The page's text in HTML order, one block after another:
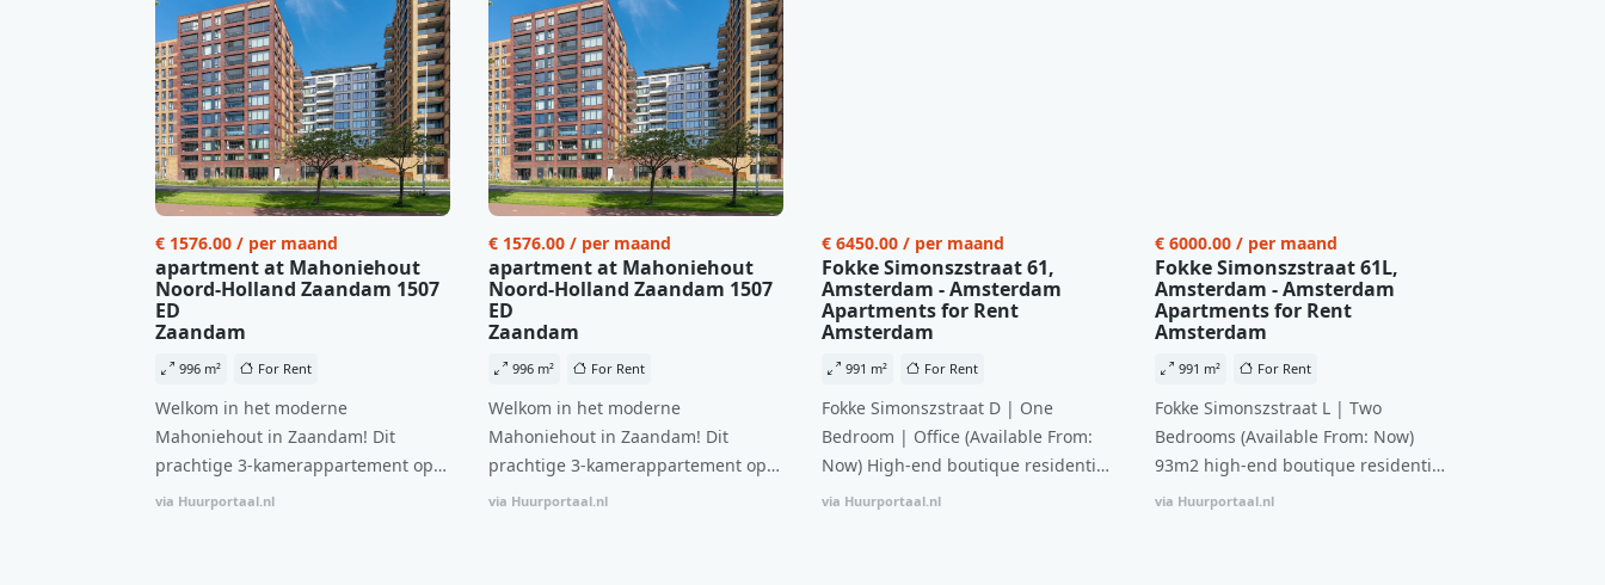
€ 1576.00 / per maand
apartment at Mahoniehout
Noord-Holland Zaandam 1507
ED
Zaandam
996 m² For Rent
Welkom in het moderne
Mahoniehout in Zaandam! Dit
prachtige 3-kamerappartement op
de 6e verdieping biedt een ideale
via Huurportaal.nl
€ 1576.00 / per maand
apartment at Mahoniehout
Noord-Holland Zaandam 1507
ED
Zaandam
996 m² For Rent
Welkom in het moderne
Mahoniehout in Zaandam! Dit
prachtige 3-kamerappartement op
de 6e verdieping biedt een ideale
via Huurportaal.nl
€ 6450.00 / per maand
Fokke Simonszstraat 61,
Amsterdam - Amsterdam
Apartments for Rent
Amsterdam
991 m² For Rent
Fokke Simonszstraat D | One
Bedroom | Office (Available From:
Now) High-end boutique residential
complex in De Pijp feautring an
via Huurportaal.nl
€ 6000.00 / per maand
Fokke Simonszstraat 61L,
Amsterdam - Amsterdam
Apartments for Rent
Amsterdam
991 m² For Rent
Fokke Simonszstraat L | Two
Bedrooms (Available From: Now)
93m2 high-end boutique residential
complex in De Pijp feautring an
via Huurportaal.nl